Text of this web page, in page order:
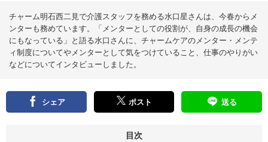
チャーム明石西二見で介護スタッフを務める水口星さんは、今春からメ
ンターも務めています。「メンターとしての役割が、自身の成長の機会
にもなっている」と語る水口さんに、チャームケアのメンター・メンテ
ィ制度についてやメンターとして気をつけていること、仕事のやりがい
などについてインタビューしました。
シェア ポスト 送る
目次